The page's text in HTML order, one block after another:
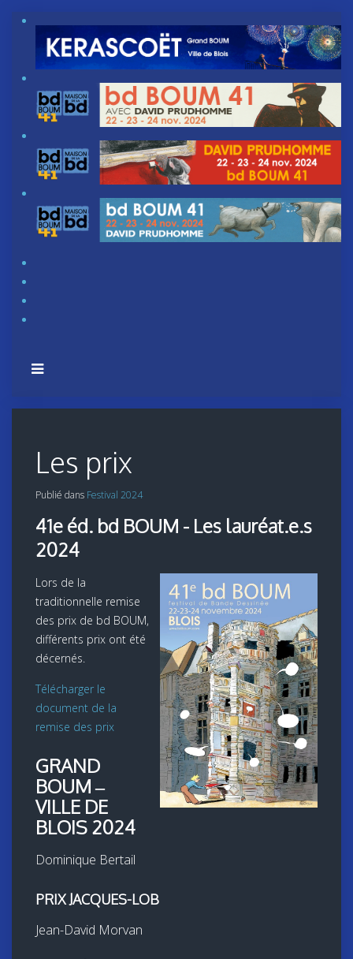
Les prix
Publié dans Festival 2024
41e éd. bd BOUM - Les lauréat.e.s
2024
Lors de la
traditionnelle remise
des prix de bd BOUM,
différents prix ont été
décernés.
Télécharger le
document de la
remise des prix
GRAND
BOUM –
VILLE DE
BLOIS 2024
Dominique Bertail
PRIX JACQUES-LOB
Jean-David Morvan